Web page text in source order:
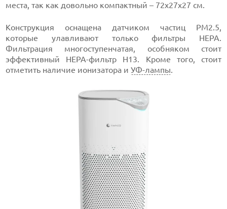
места, так как довольно компактный – 72х27х27 см.
Конструкция оснащена датчиком частиц PM2.5,
которые улавливают только фильтры HEPA.
Фильтрация многоступенчатая, особняком стоит
эффективный HEPA-фильтр H13. Кроме того, стоит
отметить наличие ионизатора иУФ-лампы.